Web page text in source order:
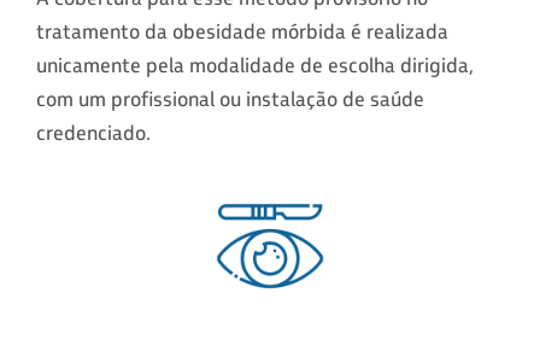
tratamento da obesidade mórbida é realizada
unicamente pela modalidade de escolha dirigida,
com um profissional ou instalação de saúde
credenciado.